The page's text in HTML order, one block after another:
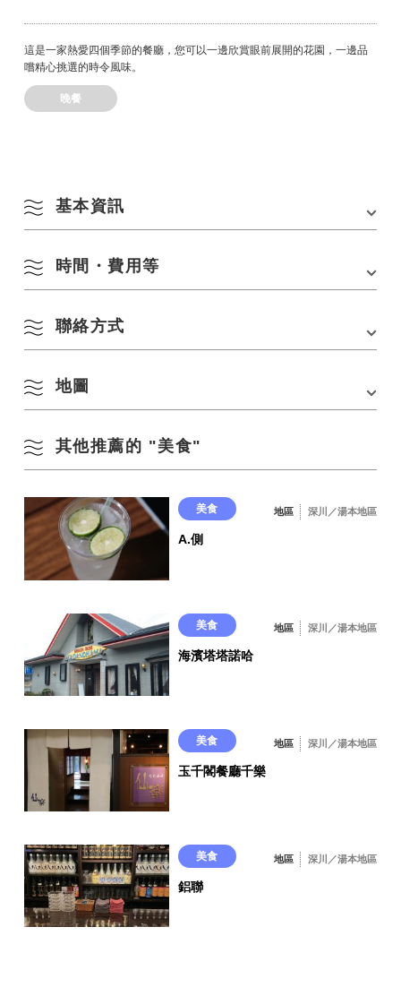
這是一家熱愛四個季節的餐廳，您可以一邊欣賞眼前展開的花園，一邊品
嚐精心挑選的時令風味。
晚餐
基本資訊
地址
〒759-4103 山口縣長門市東深川湯本2208 大谷山
電話
停車場 70 個單位
停車費用 放
時間・費用等
營業時間聯絡方式
泳池花園餐廳風景
地圖
其他推薦的 "美食"
美食 地區 深川／湯本地區
A.側
美食 地區 深川／湯本地區
海濱塔塔諾哈
美食 地區 深川／湯本地區
玉千閣餐廳千樂
美食 地區 深川／湯本地區
鋁聯